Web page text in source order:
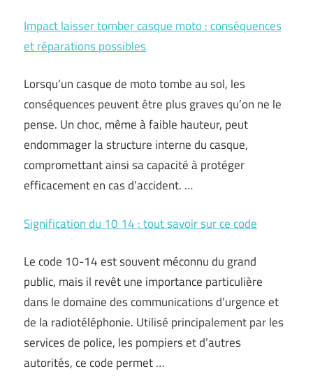
Impact laisser tomber casque moto : conséquences
et réparations possibles
Lorsqu’un casque de moto tombe au sol, les
conséquences peuvent être plus graves qu’on ne le
pense. Un choc, même à faible hauteur, peut
endommager la structure interne du casque,
compromettant ainsi sa capacité à protéger
efficacement en cas d’accident. …
Signification du 10 14 : tout savoir sur ce code
Le code 10-14 est souvent méconnu du grand
public, mais il revêt une importance particulière
dans le domaine des communications d’urgence et
de la radiotéléphonie. Utilisé principalement par les
services de police, les pompiers et d’autres
autorités, ce code permet …